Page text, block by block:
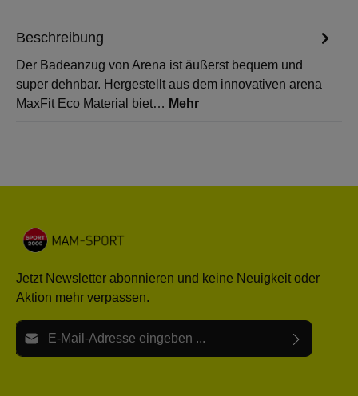
Beschreibung
Der Badeanzug von Arena ist äußerst bequem und
super dehnbar. Hergestellt aus dem innovativen arena
MaxFit Eco Material biet… Mehr
Jetzt Newsletter abonnieren und keine Neuigkeit oder
Aktion mehr verpassen.
E-Mail-Adresse*